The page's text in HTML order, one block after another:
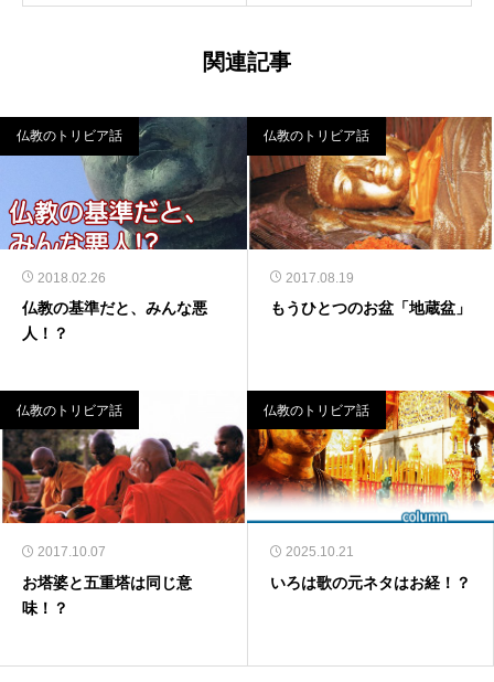
関連記事
仏教のトリビア話
2018.02.26
仏教の基準だと、みんな悪
人！？
仏教のトリビア話
2017.08.19
もうひとつのお盆「地蔵盆」
仏教のトリビア話
2017.10.07
お塔婆と五重塔は同じ意
味！？
仏教のトリビア話
2025.10.21
いろは歌の元ネタはお経！？